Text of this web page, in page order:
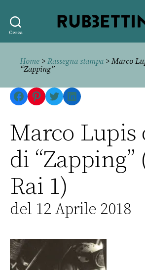
Cerca
editore
Home > Rassegna stampa> Marco
“Zapping”
Facebook
Pinterest
TwitterLinkedIn
Marco Lupis
di “Zapping”
Rai 1)
del 12 Aprile 2018